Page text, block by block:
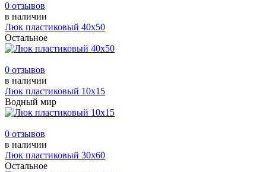
0 отзывов
в наличии
Люк пластиковый 40х50
Остальное
0 отзывов
в наличии
Люк пластиковый 10х15
Водный мир
0 отзывов
в наличии
Люк пластиковый 30х60
Остальное